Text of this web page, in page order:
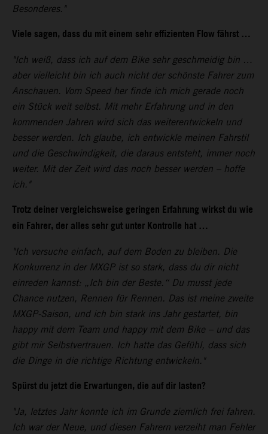
Besonderes."
Viele sagen, dass du mit einem sehr effizienten Flow fährst …
"Ich weiß, dass ich auf dem Bike sehr geschmeidig bin …
aber vielleicht bin ich auch nicht der schönste Fahrer zum
Anschauen. Vom Speed her finde ich mich gerade noch
ein Stück weit selbst. Mit mehr Erfahrung und in den
kommenden Jahren wird sich das weiterentwickeln und
besser werden. Ich glaube, ich entwickle meinen Fahrstil
und die Geschwindigkeit, die daraus entsteht, immer noch
weiter. Mit der Zeit wird das noch besser werden – hoffe
ich."
Trotz deiner vergleichsweise geringen Erfahrung wirkst du wie
ein Fahrer, der alles sehr gut unter Kontrolle hat …
"Ich versuche einfach, auf dem Boden zu bleiben. Die
Konkurrenz in der MXGP ist so stark, dass du dir nicht
einreden kannst: „Ich bin der Beste.“ Du musst jede
Chance nutzen, Rennen für Rennen. Das ist meine zweite
MXGP-Saison, und ich bin stark ins Jahr gestartet, bin
happy mit dem Team und happy mit dem Bike – und das
gibt mir Selbstvertrauen. Ich hatte das Gefühl, dass sich
die Dinge in die richtige Richtung entwickeln."
Spürst du jetzt die Erwartungen, die auf dir lasten?
"Ja, letztes Jahr konnte ich im Grunde ziemlich frei fahren.
Ich war der Neue, und diesen Fahrern verzeiht man Fehler